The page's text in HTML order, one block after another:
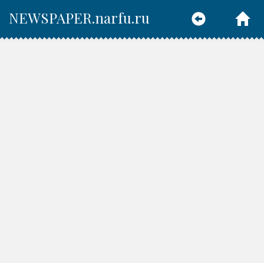
NEWSPAPER.narfu.ru